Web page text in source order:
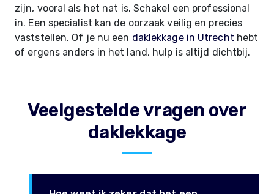
zijn, vooral als het nat is. Schakel een professional
in. Een specialist kan de oorzaak veilig en precies
vaststellen. Of je nu een daklekkage in Utrecht hebt
of ergens anders in het land, hulp is altijd dichtbij.
Veelgestelde vragen over
daklekkage